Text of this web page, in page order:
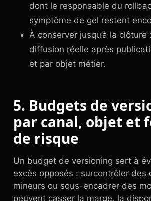
dont le responsable du
symptôme de gel restent
À conserver jusqu’à la
diffusion réelle après
et par objet métier.
5. Budgets de
par canal, objet et
de risque
Un budget de versioning sert à
excès opposés : surcontrôler des
mineurs ou sous-encadrer des
peuvent casser la marge, la